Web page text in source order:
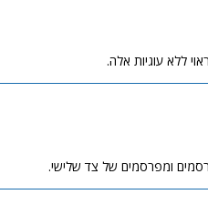
ללא עוגיות אלה.
ומפרסמים של צד שלישי.